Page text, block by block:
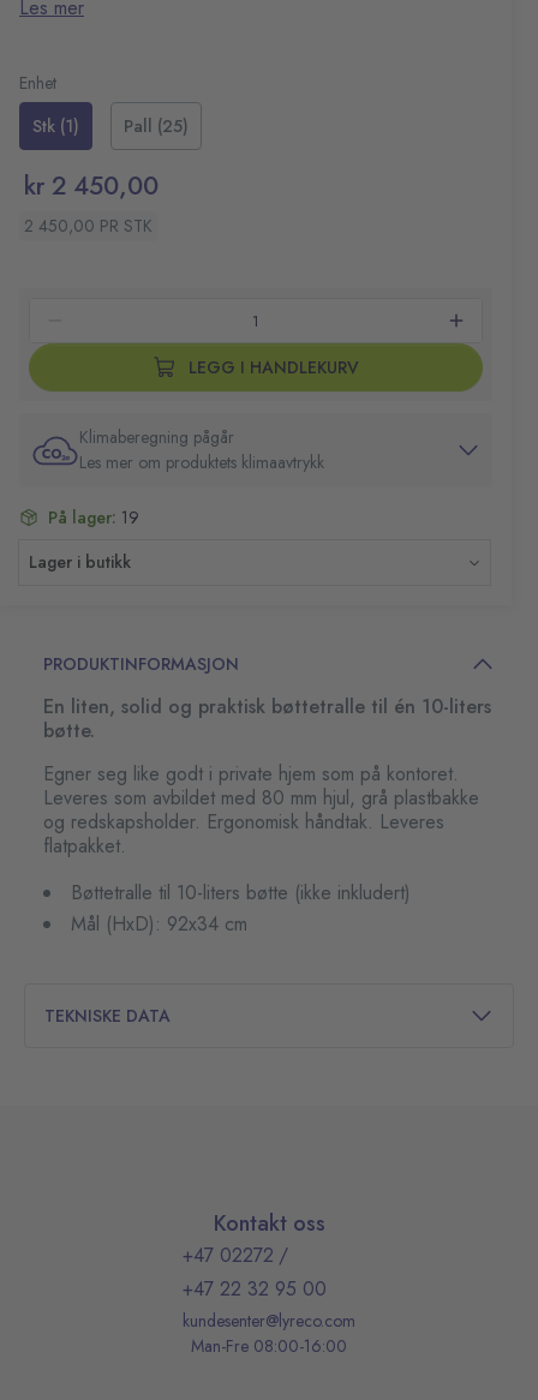
Leveres som avbildet med 80 mm hjul, grå plastbakke og
Les mer
Enhet
Stk (1)
Pall (25)
kr 2 450,00
2 450,00 PR STK
LEGG I HANDLEKURV
Klimaberegning pågår
Les mer om produktets klimaavtrykk
På lager: 19
Lager i butikk
PRODUKTINFORMASJON
En liten, solid og praktisk bøttetralle til én 10-liters
bøtte.
Egner seg like godt i private hjem som på kontoret.
Leveres som avbildet med 80 mm hjul, grå plastbakke
og redskapsholder. Ergonomisk håndtak. Leveres
flatpakket.
Bøttetralle til 10-liters bøtte (ikke inkludert)
Mål (HxD): 92x34 cm
TEKNISKE DATA
Kontakt oss
+47 02272 /
+47 22 32 95 00
kundesenter@lyreco.com
Man-Fre 08:00-16:00